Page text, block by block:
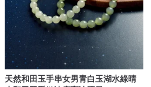
天然和田玉手串女男青白玉湖水綠晴